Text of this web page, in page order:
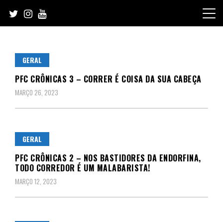
content
GERAL
PFC CRÔNICAS 3 – CORRER É COISA DA SUA CABEÇA
MARÇO 26, 2023
GERAL
PFC CRÔNICAS 2 – NOS BASTIDORES DA ENDORFINA,
TODO CORREDOR É UM MALABARISTA!
MARÇO 12, 2023